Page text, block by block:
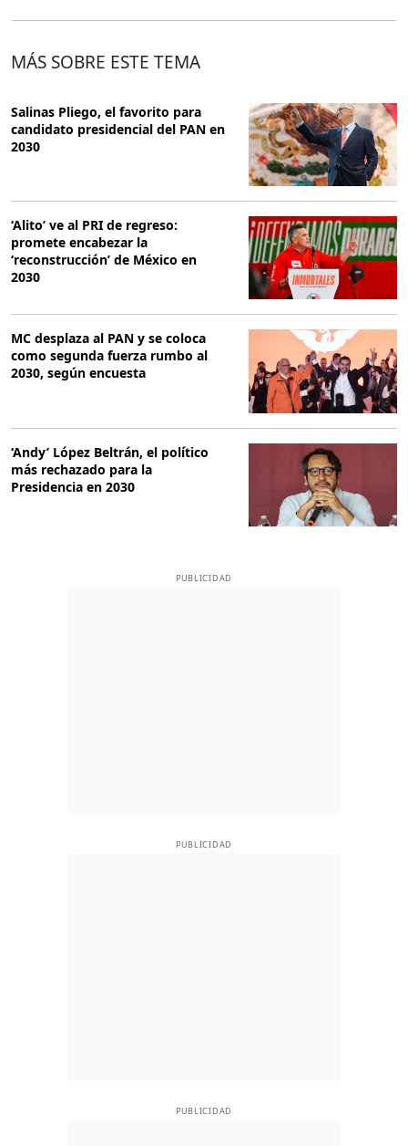
MÁS SOBRE ESTE TEMA
Salinas Pliego, el favorito para
candidato presidencial del PAN en
2030
‘Alito’ ve al PRI de regreso:
promete encabezar la
‘reconstrucción’ de México en
2030
MC desplaza al PAN y se coloca
como segunda fuerza rumbo al
2030, según encuesta
‘Andy’ López Beltrán, el político
más rechazado para la
Presidencia en 2030
PUBLICIDAD
PUBLICIDAD
PUBLICIDAD